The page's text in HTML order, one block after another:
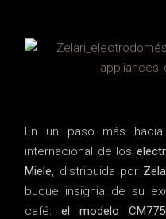
En un paso más
internacional de los
Miele, distribuida por
buque insignia de su
café:el modelo